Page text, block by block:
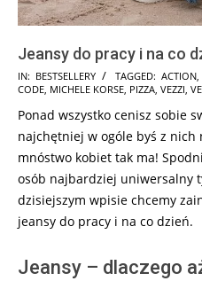
Jeansy do pracy i na co
2025-
05-
27
IN: BESTSELLERY TAGGED: ACTION,
CODE, MICHELE KORSE, PIZZA, VEZZI,
Ponad wszystko cenisz sobie
najchętniej w ogóle byś z nich
mnóstwo kobiet tak ma!
osób najbardziej uniwersalny
dzisiejszym wpisie chcemy
jeansy do pracy i na co dzień.
Jeansy – dlaczego